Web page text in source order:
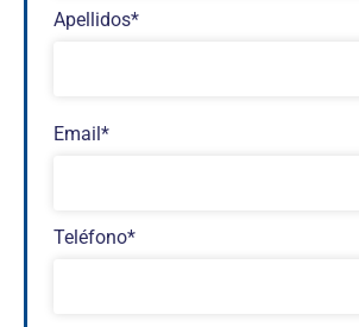
Apellidos*
Email*
Teléfono*